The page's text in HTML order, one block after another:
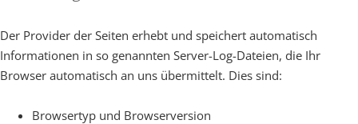
Der Provider der Seiten erhebt und speichert automatisch
Informationen in so genannten Server-Log-Dateien, die Ihr
Browser automatisch an uns übermittelt. Dies sind:
Browsertyp und Browserversion